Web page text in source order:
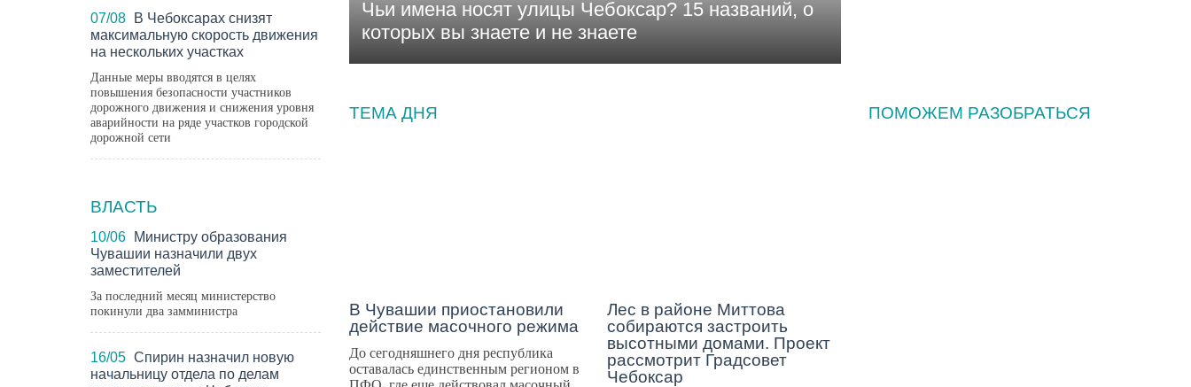
07/08
В Чебоксарах снизят
максимальную скорость движения
на нескольких участках
Данные меры вводятся в целях
повышения безопасности участников
дорожного движения и снижения уровня
аварийности на ряде участков городской
дорожной сети
ВЛАСТЬ
10/06
Министру образования
Чувашии назначили двух
заместителей
За последний месяц министерство
покинули два замминистра
16/05 Спирин назначил новую
начальницу отдела по делам
Чьи имена носят улицы Чебоксар? 15 названий, о
которых вы знаете и не знаете
ТЕМА ДНЯ
В Чувашии приостановили
действие масочного режима
До сегодняшнего дня республика
оставалась единственным регионом в
Лес в районе Миттова
собираются застроить
высотными домами. Проект
рассмотрит Градсовет
Чебоксар
ПОМОЖЕМ РАЗОБРАТЬСЯ